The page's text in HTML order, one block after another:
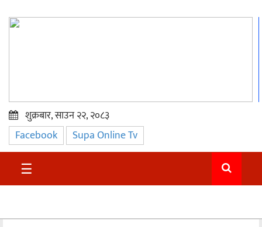
प्रमुख
समाचार
सुदुर
शुक्रबार, साउन २२, २०८३
Facebook Supa Online Tv
☰